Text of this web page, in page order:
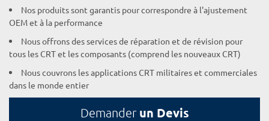
Nos produits sont garantis pour correspondre à l'ajustement
OEM et à la performance
Nous offrons des services de réparation et de révision pour
tous les CRT et les composants (comprend les nouveaux CRT)
Nous couvrons les applications CRT militaires et commerciales
dans le monde entier
Demander un Devis